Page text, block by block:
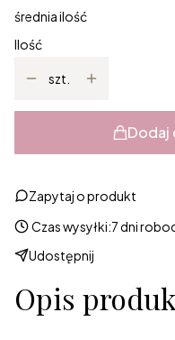
średnia ilość
Ilość
szt.
Dodaj
Zapytaj o produkt
Czas wysyłki:7 dni
Udostępnij
Opis